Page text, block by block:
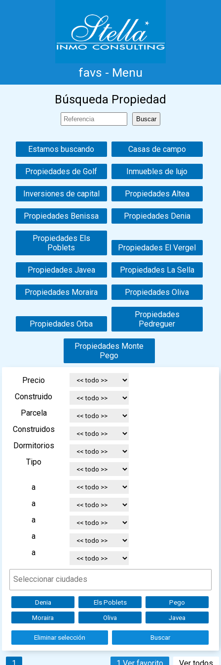
favs - Menu
Costa Blanca Venta Alquiler
Nueva Construcción Información
Búsqueda Propiedad
Estamos buscando Casas de campo
Propiedades de Golf Inmuebles de lujo
Inversiones de capital Propiedades Altea
Propiedades Benissa Propiedades Denia
Propiedades Els
Poblets
Propiedades El Vergel
Propiedades Javea Propiedades La Sella
Propiedades Moraira Propiedades Oliva
Propiedades Orba
Propiedades
Pedreguer
Propiedades Monte
Pego
Precio
Construido
Parcela
Construidos
Dormitorios
Tipo
a
a
a
a
a
Denia Els Poblets Pego
Moraira Oliva Javea
Eliminar selección Buscar